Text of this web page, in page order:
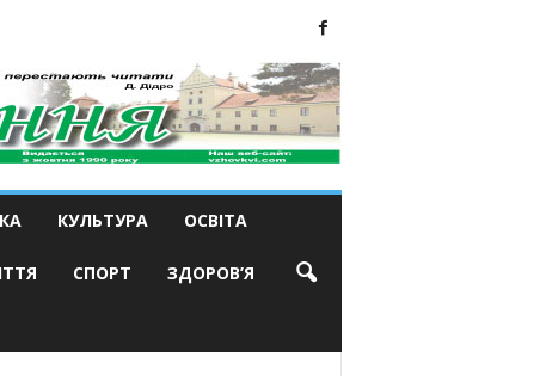
КУЛЬТУРА ОСВІТА
СПОРТ ЗДОРОВ’Я